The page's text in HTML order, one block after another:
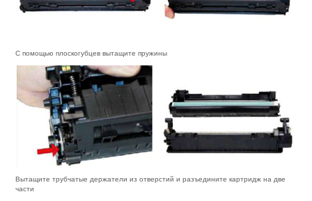
С помощью плоскогубцев вытащите пружины
Вытащите трубчатые держатели из отверстий и разъедините картридж на две
части